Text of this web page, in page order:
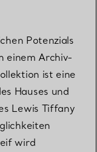
Potenzials
einem Archiv-
ist eine
Hauses und
Lewis Tiffany
wird